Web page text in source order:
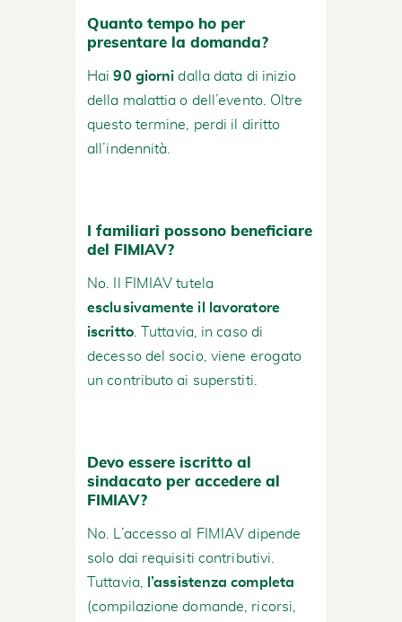
Quanto tempo ho per
presentare la domanda?
Hai90 giorni dalla data di inizio
della malattia o dell’evento. Oltre
questo termine, perdi il diritto
all’indennità.
I familiari possono beneficiare
del FIMIAV?
No. Il FIMIAV tutela
esclusivamente il lavoratore
iscritto. Tuttavia, in caso di
decesso del socio, viene erogato
un contributo ai superstiti.
Devo essere iscritto al
sindacato per accedere al
FIMIAV?
No. L’accesso al FIMIAV dipende
solo dai requisiti contributivi.
Tuttavia,
l’assistenza completa
(compilazione domande, ricorsi,